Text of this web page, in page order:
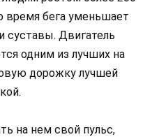
время бега уменьшает
суставы. Двигатель
одним из лучших на
дорожку лучшей
на нем свой пульс,